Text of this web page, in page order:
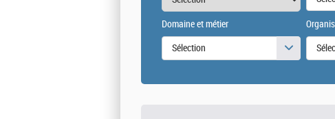
Domaine et métier
Sélection